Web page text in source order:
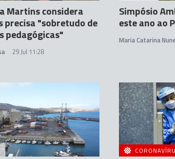
Martins considera
precisa "sobretudo de
pedagógicas"
29 Jul 11:28
Simpósio
este ano ao
Maria Catarina